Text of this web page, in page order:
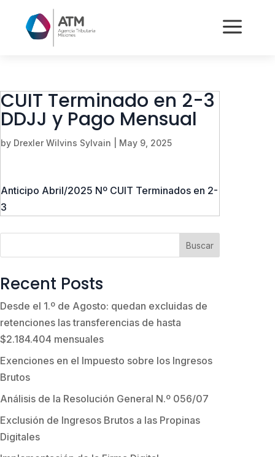
a
CUIT Terminado en 2-3
DDJJ y Pago Mensual
by Drexler Wilvins Sylvain May 9, 2025
Anticipo Abril/2025 Nº CUIT Terminados en 2-
3
Buscar
Recent Posts
Desde el 1.º de Agosto: quedan excluidas de
retenciones las transferencias de hasta
$2.184.404 mensuales
Exenciones en el Impuesto sobre los Ingresos
Brutos
Análisis de la Resolución General N.º 056/07
Exclusión de Ingresos Brutos a las Propinas
Digitales